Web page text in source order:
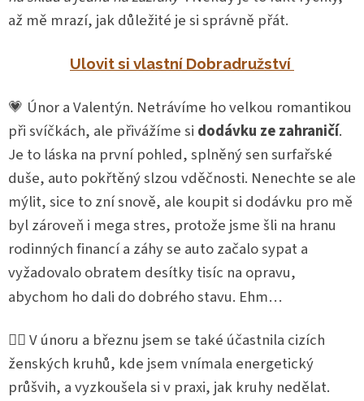
až mě mrazí, jak důležité je si správně přát.
Ulovit si vlastní Dobradružství
💗 Únor a Valentýn. Netrávíme ho velkou romantikou
při svíčkách, ale přivážíme si dodávku ze zahraničí.
Je to láska na první pohled, splněný sen surfařské
duše, auto pokřtěný slzou vděčnosti. Nenechte se ale
mýlit, sice to zní snově, ale koupit si dodávku pro mě
byl zároveň i mega stres, protože jsme šli na hranu
rodinných financí a záhy se auto začalo sypat a
vyžadovalo obratem desítky tisíc na opravu,
abychom ho dali do dobrého stavu. Ehm…
🧘‍♀️ V únoru a březnu jsem se také účastnila cizích
ženských kruhů, kde jsem vnímala energetický
průšvih, a vyzkoušela si v praxi, jak kruhy nedělat.